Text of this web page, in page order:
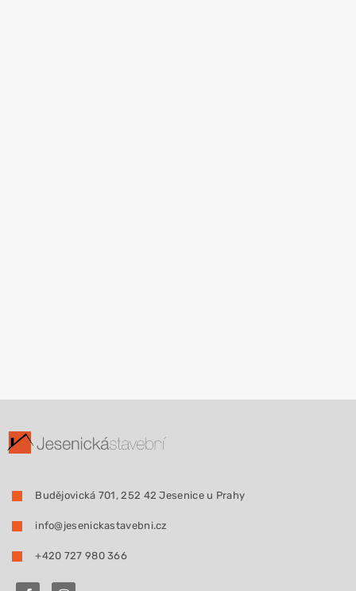
Budějovická 701, 252 42 Jesenice u Prahy
info@jesenickastavebni.cz
+420 727 980 366